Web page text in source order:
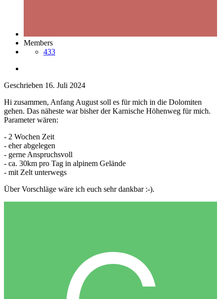
Members
433
Geschrieben 16. Juli 2024
Hi zusammen, Anfang August soll es für mich in die Dolomiten
gehen. Das näheste war bisher der Karnische Höhenweg für mich.
Parameter wären:
- 2 Wochen Zeit
- eher abgelegen
- gerne Anspruchsvoll
- ca. 30km pro Tag in alpinem Gelände
- mit Zelt unterwegs
Über Vorschläge wäre ich euch sehr dankbar :-).